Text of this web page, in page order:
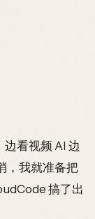
看视频 AI 边
，我就准备把
搞了出